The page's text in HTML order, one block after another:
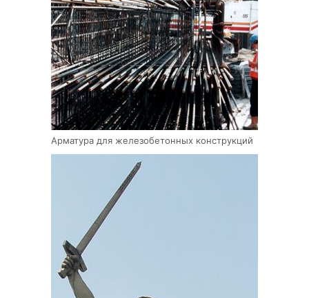
Арматура для железобетонных конструкций